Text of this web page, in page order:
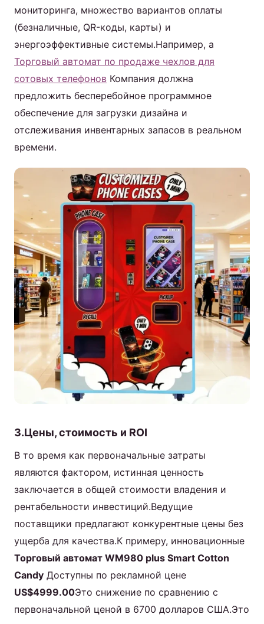
мониторинга, множество вариантов оплаты
(безналичные, QR-коды, карты) и
энергоэффективные системы.Например, a
Торговый автомат по продаже чехлов для
сотовых телефонов Компания должна
предложить бесперебойное программное
обеспечение для загрузки дизайна и
отслеживания инвентарных запасов в реальном
времени.
3.Цены, стоимость и ROI
В то время как первоначальные затраты
являются фактором, истинная ценность
заключается в общей стоимости владения и
рентабельности инвестиций.Ведущие
поставщики предлагают конкурентные цены без
ущерба для качества.К примеру, инновационные
Торговый автомат WM980 plus Smart Cotton
Candy Доступны по рекламной цене
US$4999.00Это снижение по сравнению с
первоначальной ценой в 6700 долларов США.Это